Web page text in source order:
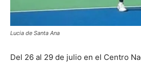
Lucia de Santa Ana
Del 26 al 29 de julio en el Centro